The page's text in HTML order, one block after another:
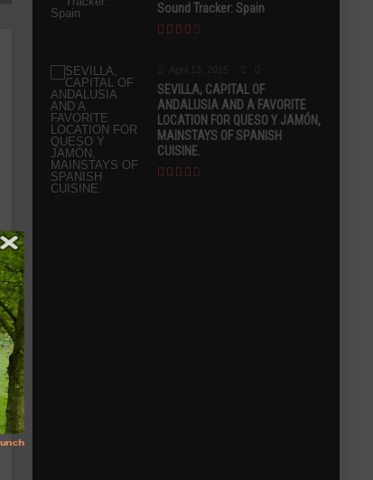
Sound Tracker: Spain
SEVILLA, CAPITAL OF
ANDALUSIA AND A FAVORITE
LOCATION FOR QUESO Y JAMÓN,
MAINSTAYS OF SPANISH
CUISINE.